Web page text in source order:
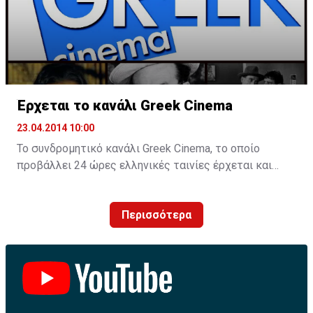
Έρχεται το κανάλι Greek Cinema
23.04.2014 10:00
Το συνδρομητικό κανάλι Greek Cinema, το οποίο
προβάλλει 24 ώρες ελληνικές ταινίες έρχεται και
επιχειρηματία που ασχολείται για χρόνια με τον χώρο
της τηλεόρασης.
Περισσότερα